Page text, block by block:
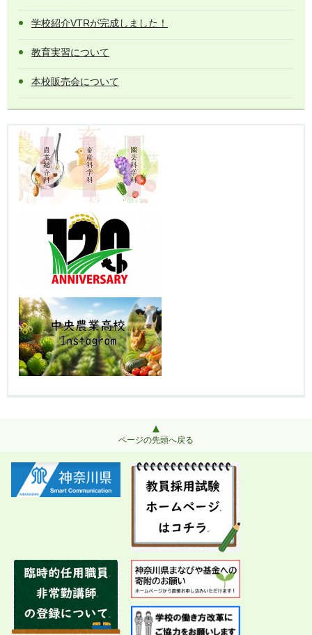
学校紹介VTRが完成しました！
教育実習について
本校販売会について
ページの先頭へ戻る